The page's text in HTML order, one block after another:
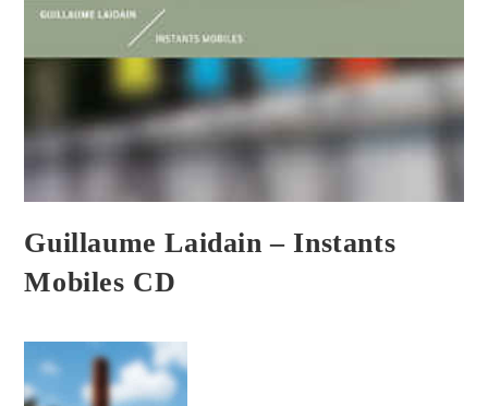
Guillaume Laidain ‎– Instants
Mobiles CD